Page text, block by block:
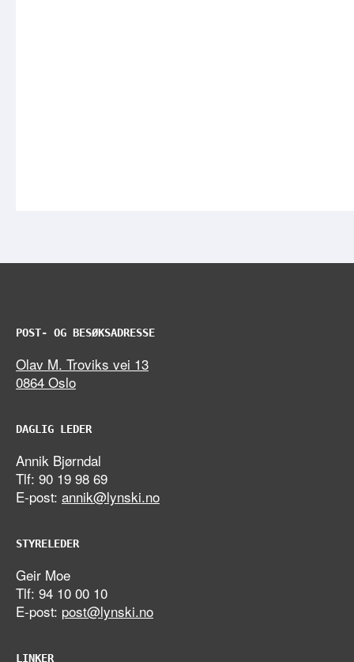
POST- OG BESØKSADRESSE
Olav M. Troviks vei 13
0864 Oslo
DAGLIG LEDER
Annik Bjørndal
Tlf: 90 19 98 69
E-post: annik@lynski.no
STYRELEDER
Geir Moe
Tlf: 94 10 00 10
E-post: post@lynski.no
LINKER